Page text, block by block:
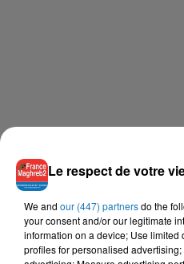
Le respect de votre
We and our (447) partnersdo the
your consent and/or our legitimate
information on a device; Use
profiles for personalised